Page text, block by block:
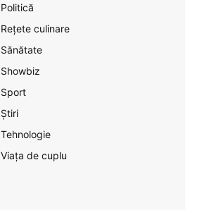
Politică
Rețete culinare
Sănătate
Showbiz
Sport
Știri
Tehnologie
Viața de cuplu